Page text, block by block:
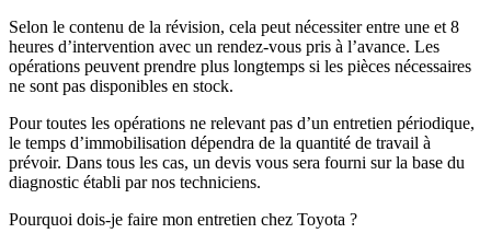
Selon le contenu de la révision, cela peut nécessiter entre une et 8
heures d’intervention avec un rendez-vous pris à l’avance. Les
opérations peuvent prendre plus longtemps si les pièces nécessaires
ne sont pas disponibles en stock.
Pour toutes les opérations ne relevant pas d’un entretien périodique,
le temps d’immobilisation dépendra de la quantité de travail à
prévoir. Dans tous les cas, un devis vous sera fourni sur la base du
diagnostic établi par nos techniciens.
Pourquoi dois-je faire mon entretien chez Toyota ?